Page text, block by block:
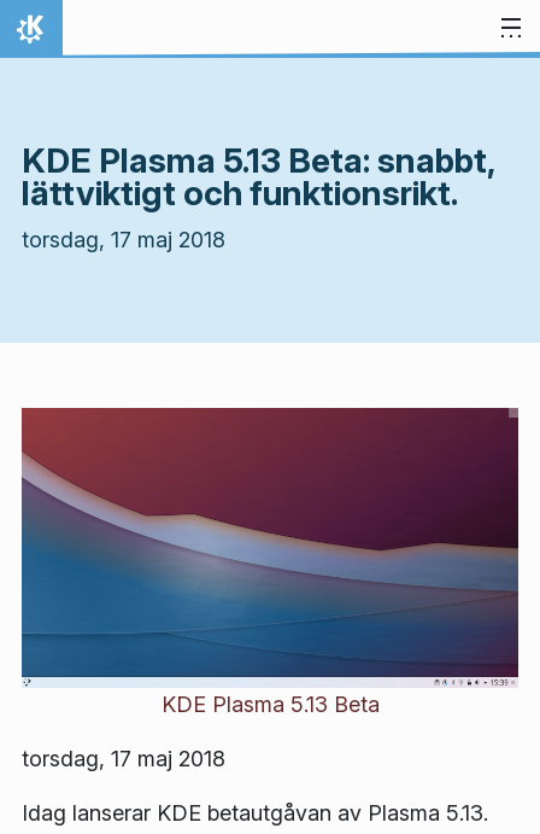
Gå till innehåll
Hem
KDE Plasma 5.13 Beta: snabbt,
lättviktigt och funktionsrikt.
torsdag, 17 maj 2018
KDE Plasma 5.13 Beta
torsdag, 17 maj 2018
Idag lanserar KDE betautgåvan av Plasma 5.13.